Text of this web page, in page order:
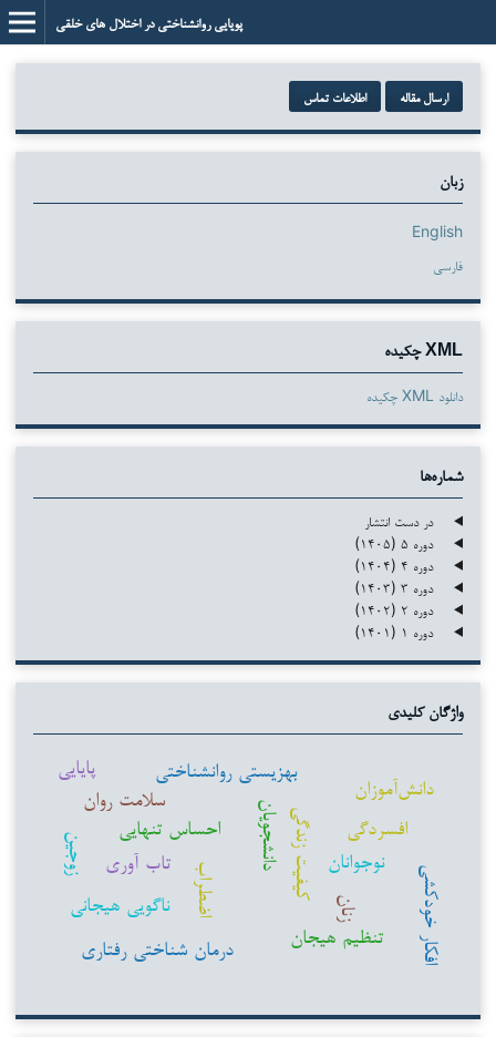
پویایی روانشناختی در اختلال های خلقی
ارسال مقاله اطلاعات تماس
زبان
English
فارسی
XML چکیده
دانلود XML چکیده
شماره‌ها
در دست انتشار
دوره ۵ (۱۴۰۵)
دوره ۴ (۱۴۰۴)
دوره ۳ (۱۴۰۳)
دوره ۲ (۱۴۰۲)
دوره ۱ (۱۴۰۱)
واژگان کلیدی
اضطراب
دانشجویانکیفیت زندگی نوجوانان
افسردگی
بهزیستی روانشناختی
دانش‌آموزان
زنان
تنظیم هیجان
درمان شناختی رفتاری
ناگویی هیجانی
احساس تنهایی
زوجین
افکار خودکشی
تاب آوری
سلامت روان
پایایی